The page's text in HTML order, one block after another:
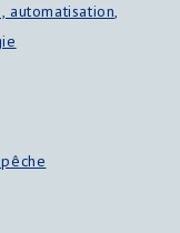
automatisation,